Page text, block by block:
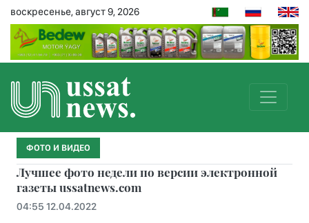
воскресенье, август 9, 2026
ФОТО И ВИДЕО
Лучшее фото недели по версии электронной
газеты ussatnews.com
04:55 12.04.2022